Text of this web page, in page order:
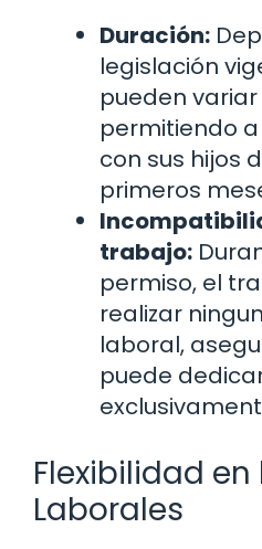
Duración:
legislación
pueden
permitiendo
con sus hijos
primeros
trabajo:
permiso, el
realizar
laboral,
puede
Flexibilidad en
Laborales